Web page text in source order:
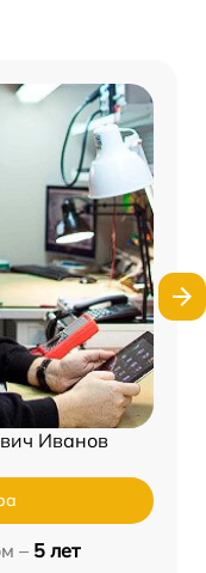
Иванов
– 5 лет